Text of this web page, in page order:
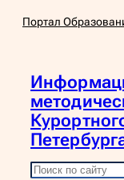
Перейти
Портал
П